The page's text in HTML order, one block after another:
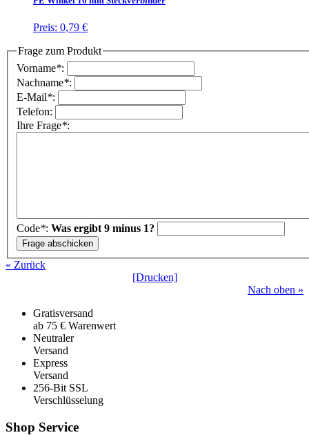
Preis: 0,79 €
Frage zum Produkt
Vorname*:
Nachname*:
E-Mail*:
Telefon:
Ihre Frage*:
Code*: Was ergibt 9 minus 1?
« Zurück
[Drucken]
Nach oben »
Gratisversand
ab 75 € Warenwert
Neutraler
Versand
Express
Versand
256-Bit SSL
Verschlüsselung
Shop Service